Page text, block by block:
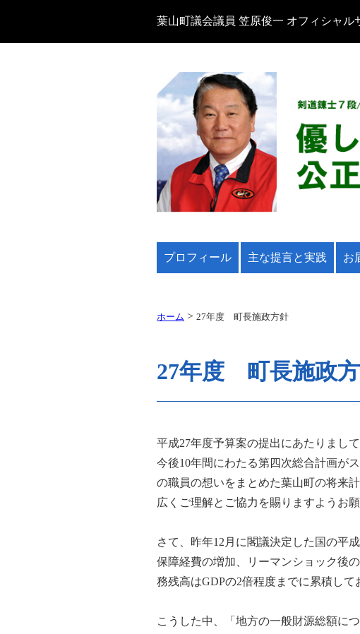
葉山町議会議員 笠原俊一 オフィシャル
プロフィール 主な提言と実践 お
ホーム > 27年度 町長施政方針
27年度 町長施政
平成27年度予算案の提出にあたりまし
今後10年間にわたる第四次総合計画が
の職員の想いをまとめた葉山町の将来
広くご理解とご協力を賜りますようお願
さて、昨年12月に閣議決定した国の平
保障経費の増加、リーマンショック後
務残高はGDPの2倍程度までに累積し
こうした中、「地方の一般財源総額に